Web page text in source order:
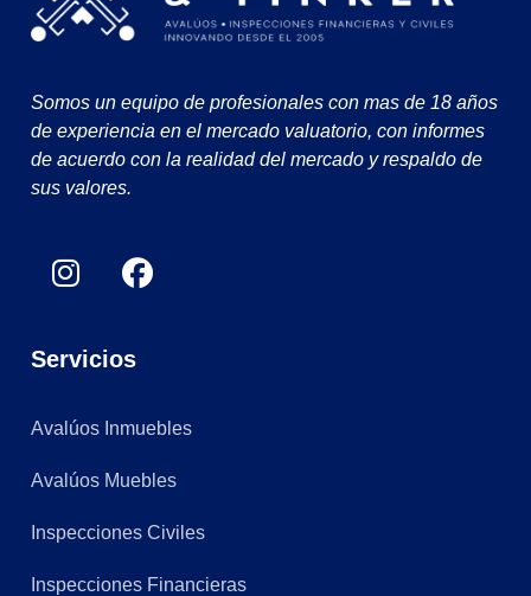
Somos un equipo de profesionales con mas de 18 años
de experiencia en el mercado valuatorio, con informes
de acuerdo con la realidad del mercado y respaldo de
sus valores.
Servicios
Avalúos Inmuebles
Avalúos Muebles
Inspecciones Civiles
Inspecciones Financieras